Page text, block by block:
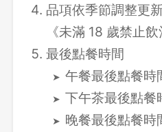
品項依季節調整更
《未滿 18 歲禁止飲
最後點餐時間
午餐最後點餐時
下午茶最後點餐
晚餐最後點餐時